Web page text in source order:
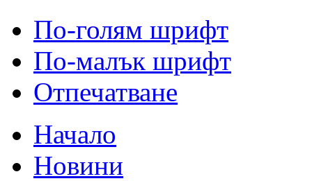
По-голям шрифт
По-малък шрифт
Отпечатване
Начало
Новини